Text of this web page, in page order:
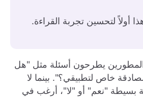
أولاً لتحسين تجربة القراءة.
المطورين يطرحون أسئلة مثل "هل
خاص لتطبيقي؟". بينما لا
بسيطة "نعم" أو "لا"، أرغب في